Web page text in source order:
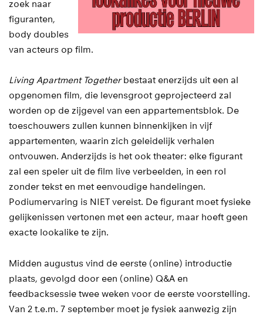
zoek naar
figuranten,
body doubles
van acteurs op film.
Living Apartment Togetherbestaat enerzijds uit een al
opgenomen film, die levensgroot geprojecteerd zal
worden op de zijgevel van een appartementsblok. De
toeschouwers zullen kunnen binnenkijken in vijf
appartementen, waarin zich geleidelijk verhalen
ontvouwen. Anderzijds is het ook theater: elke figurant
zal een speler uit de film live verbeelden, in een rol
zonder tekst en met eenvoudige handelingen.
Podiumervaring is NIET vereist. De figurant moet fysieke
gelijkenissen vertonen met een acteur, maar hoeft geen
exacte lookalike te zijn.
Midden augustus vind de eerste (online) introductie
plaats, gevolgd door een (online) Q&A en
feedbacksessie twee weken voor de eerste voorstelling.
Van 2 t.e.m. 7 september moet je fysiek aanwezig zijn